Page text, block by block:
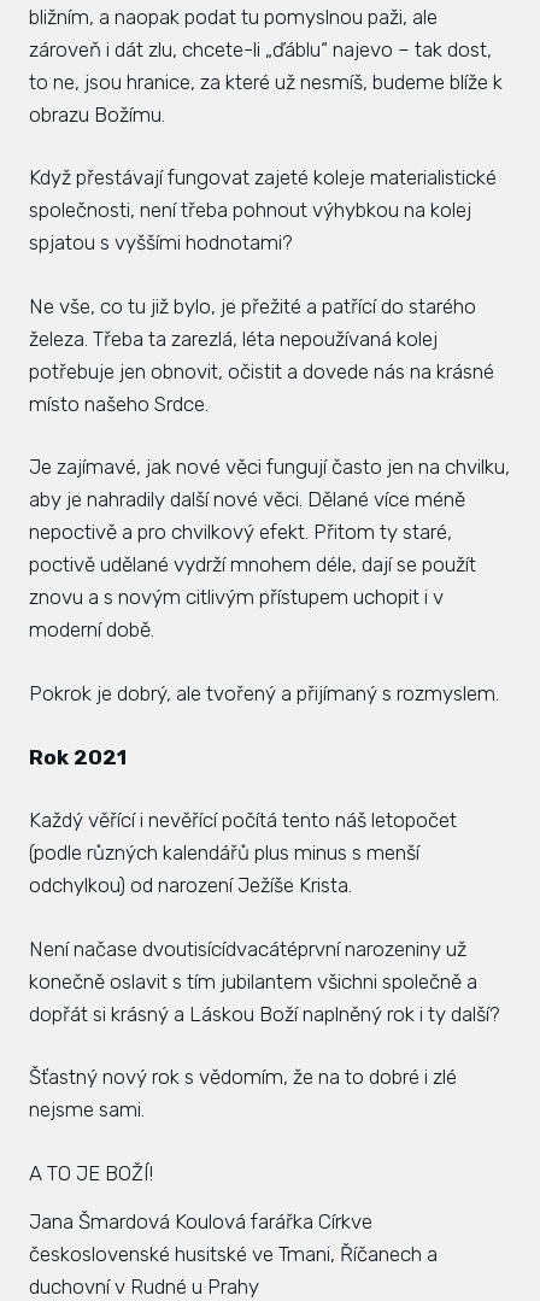
bližním, a naopak podat tu pomyslnou paži, ale
zároveň i dát zlu, chcete-li „ďáblu“ najevo – tak dost,
to ne, jsou hranice, za které už nesmíš, budeme blíže k
obrazu Božímu.
Když přestávají fungovat zajeté koleje materialistické
společnosti, není třeba pohnout výhybkou na kolej
spjatou s vyššími hodnotami?
Ne vše, co tu již bylo, je přežité a patřící do starého
železa. Třeba ta zarezlá, léta nepoužívaná kolej
potřebuje jen obnovit, očistit a dovede nás na krásné
místo našeho Srdce.
Je zajímavé, jak nové věci fungují často jen na chvilku,
aby je nahradily další nové věci. Dělané více méně
nepoctivě a pro chvilkový efekt. Přitom ty staré,
poctivě udělané vydrží mnohem déle, dají se použít
znovu a s novým citlivým přístupem uchopit i v
moderní době.
Pokrok je dobrý, ale tvořený a přijímaný s rozmyslem.
Rok 2021
Každý věřící i nevěřící počítá tento náš letopočet
(podle různých kalendářů plus minus s menší
odchylkou) od narození Ježíše Krista.
Není načase dvoutisícídvacátéprvní narozeniny už
konečně oslavit s tím jubilantem všichni společně a
dopřát si krásný a Láskou Boží naplněný rok i ty další?
Šťastný nový rok s vědomím, že na to dobré i zlé
nejsme sami.
A TO JE BOŽÍ!
Jana Šmardová Koulová farářka Církve
československé husitské ve Tmani, Říčanech a
duchovní v Rudné u Prahy